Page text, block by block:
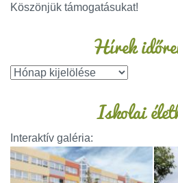
Köszönjük támogatásukat!
Hírek
Iskolai
Interaktív galéria: